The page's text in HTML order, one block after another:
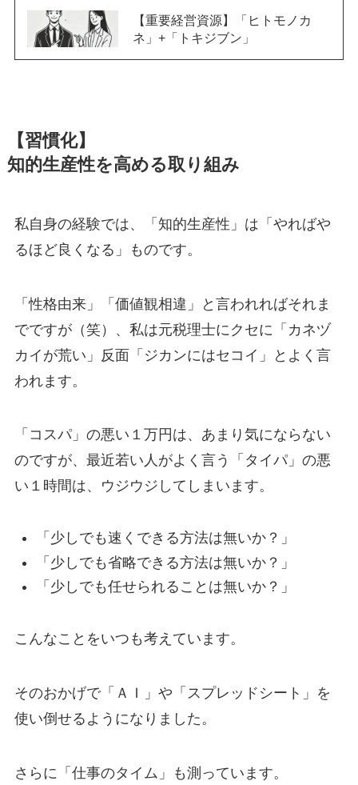
【重要経営資源】「ヒトモノカ
ネ」+「トキジブン」
【習慣化】
知的生産性を高める取り組み
私自身の経験では、「知的生産性」は「やればや
るほど良くなる」ものです。
「性格由来」「価値観相違」と言われればそれま
でですが（笑）、私は元税理士にクセに「カネヅ
カイが荒い」反面「ジカンにはセコイ」とよく言
われます。
「コスパ」の悪い１万円は、あまり気にならない
のですが、最近若い人がよく言う「タイパ」の悪
い１時間は、ウジウジしてしまいます。
「少しでも速くできる方法は無いか？」
「少しでも省略できる方法は無いか？」
「少しでも任せられることは無いか？」
こんなことをいつも考えています。
そのおかげで「ＡＩ」や「スプレッドシート」を
使い倒せるようになりました。
さらに「仕事のタイム」も測っています。